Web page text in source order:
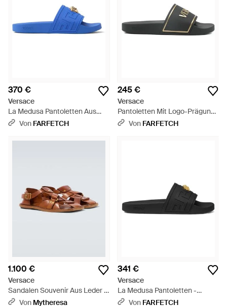
370 €
Versace
La Medusa Pantoletten Aus
Gummi - Blau
Von FARFETCH
245 €
Versace
Pantoletten Mit Logo-Prägung
- Weiß
Von FARFETCH
1.100 €
Versace
Sandalen Souvenir Aus Leder -
Braun
Von Mytheresa
341 €
Versace
La Medusa Pantoletten -
Schwarz
Von FARFETCH